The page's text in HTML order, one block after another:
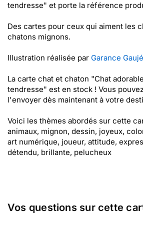
tendresse" et porte la référence
Des cartes pour ceux qui aiment les
chatons mignons.
Illustration réalisée par Garance Gaujé
La carte chat et chaton "Chat
tendresse" est en stock ! Vous
l'envoyer dès maintenant à votre
Voici les thèmes abordés sur cette
animaux, mignon, dessin, joyeux,
art numérique, joueur, attitude,
détendu, brillante, pelucheux
Vos questions sur cette